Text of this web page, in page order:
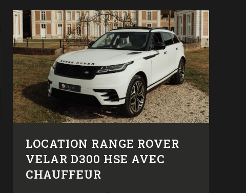
LOCATION RANGE ROVER
VELAR D300 HSE AVEC
CHAUFFEUR